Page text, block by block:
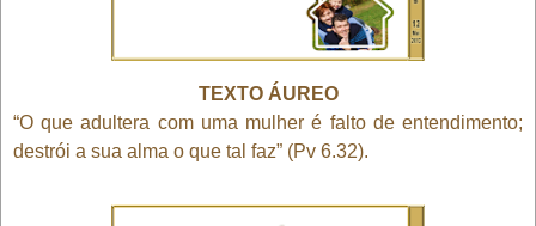
TEXTO ÁUREO
“O que adultera com uma mulher é falto de entendimento;
destrói a sua alma o que tal faz” (Pv 6.32).